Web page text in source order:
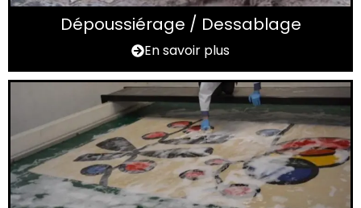
Dépoussiérage / Dessablage
En savoir plus